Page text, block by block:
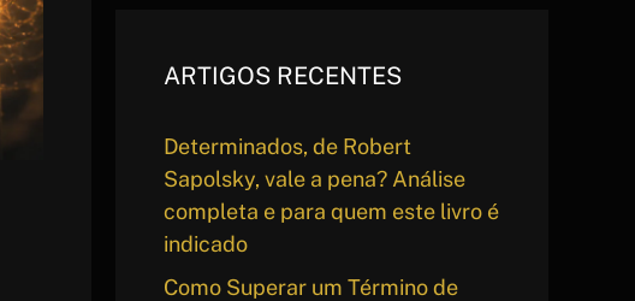
ARTIGOS RECENTES
Determinados, de Robert
Sapolsky, vale a pena? Análise
completa e para quem este livro é
indicado
Como Superar um Término de